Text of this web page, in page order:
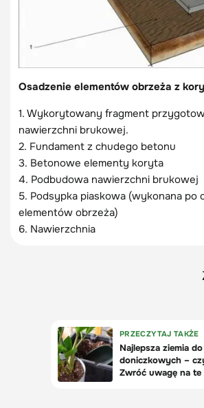
Osadzenie elementów obrzeża z
1. Wykorytowany fragment
nawierzchni brukowej.
2. Fundament z chudego betonu
3. Betonowe elementy koryta
4. Podbudowa nawierzchni brukowej
5. Podsypka piaskowa (wykonana po
elementów obrzeża)
6. Nawierzchnia